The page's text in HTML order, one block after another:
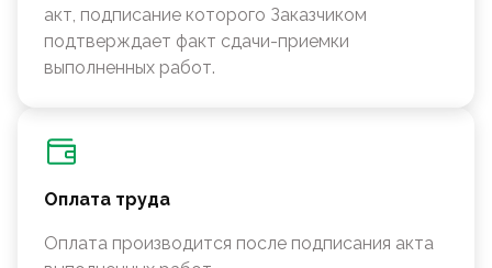
акт, подписание которого Заказчиком
подтверждает факт сдачи-приемки
выполненных работ.
Оплата труда
Оплата производится после подписания акта